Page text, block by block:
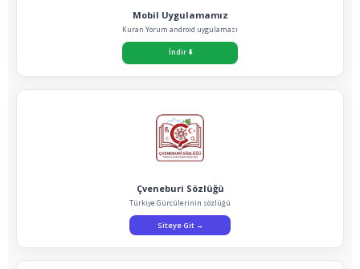
Mobil Uygulamamız
Kuran Yorum android uygulaması
İndir⬇️
Çveneburi Sözlüğü
Türkiye Gürcülerinin sözlüğü
Siteye Git →